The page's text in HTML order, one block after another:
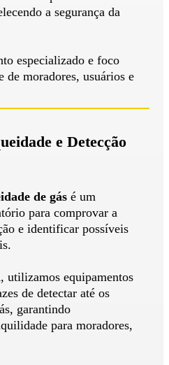
a segurança da
especializado e foco
de moradores, usuários e
e Detecção
de gás é um
para comprovar a
e identificar possíveis
, utilizamos equipamentos
de detectar até os
garantindo
para moradores,